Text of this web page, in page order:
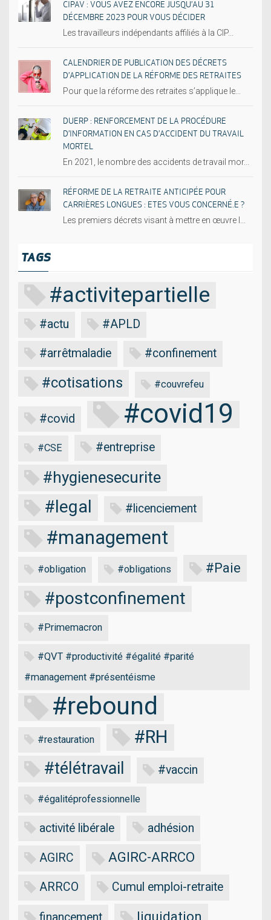
CIPAV : VOUS AVEZ ENCORE JUSQU’AU 31
DÉCEMBRE 2023 POUR VOUS DÉCIDER
Les travailleurs indépendants affiliés à la CIP...
CALENDRIER DE PUBLICATION DES DÉCRETS
D’APPLICATION DE LA RÉFORME DES RETRAITES
Pour que la réforme des retraites s’applique le...
DUERP : RENFORCEMENT DE LA PROCÉDURE
D’INFORMATION EN CAS D’ACCIDENT DU TRAVAIL
MORTEL
En 2021, le nombre des accidents de travail mor...
RÉFORME DE LA RETRAITE ANTICIPÉE POUR
CARRIÈRES LONGUES : ETES VOUS CONCERNÉ.E ?
Les premiers décrets visant à mettre en œuvre l...
TAGS
#activitepartielle
#actu #APLD
#arrêtmaladie #confinement
#cotisations #couvrefeu
#covid #covid19
#CSE #entreprise
#hygienesecurite
#legal #licenciement
#management
#obligation #obligations #Paie
#postconfinement
#Primemacron
#QVT #productivité #égalité #parité
#management #présentéisme
#rebound
#restauration #RH
#télétravail #vaccin
#égalitéprofessionnelle
activité libérale adhésion
AGIRC AGIRC-ARRCO
ARRCO Cumul emploi-retraite
liquidation